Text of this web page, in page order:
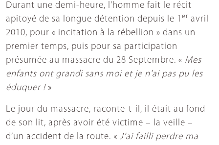
Durant une demi-heure, l’homme fait le récit
apitoyé de sa longue détention depuis le 1 er avril
2010, pour « incitation à la rébellion » dans un
premier temps, puis pour sa participation
présumée au massacre du 28 Septembre. « Mes
enfants ont grandi sans moi et je n'ai pas pu les
éduquer ! »
Le jour du massacre, raconte-t-il, il était au fond
de son lit, après avoir été victime – la veille –
d’un accident de la route. « J’ai failli perdre ma